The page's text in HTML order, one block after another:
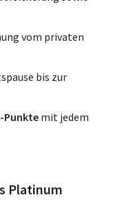
vom privaten
bis zur
Punktemit jedem
Platinum